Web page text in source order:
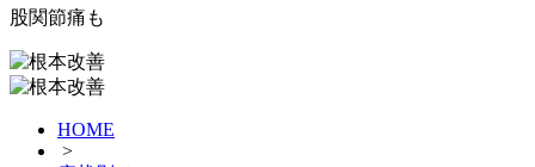
股関節痛 も
HOME
>